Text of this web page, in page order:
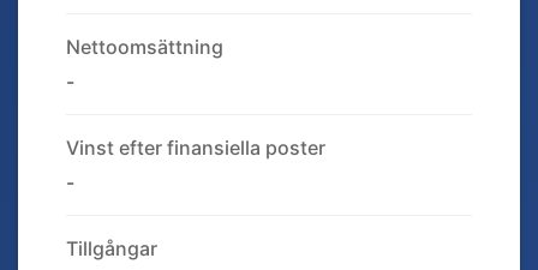
Nettoomsättning
-
Vinst efter finansiella poster
-
Tillgångar